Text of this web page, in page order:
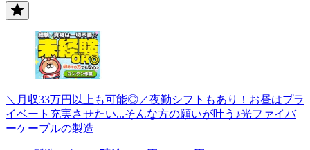
＼月収33万円以上も可能◎／夜勤シフトもあり！お昼はプラ
イベート充実させたい...そんな方の願いが叶う♪光ファイバ
ーケーブルの製造